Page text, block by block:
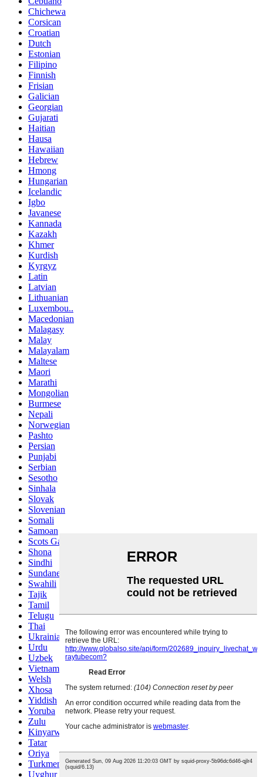
Chichewa
Corsican
Croatian
Dutch
Estonian
Filipino
Finnish
Frisian
Galician
Georgian
Gujarati
Haitian
Hausa
Hawaiian
Hebrew
Hmong
Hungarian
Icelandic
Igbo
Javanese
Kannada
Kazakh
Khmer
Kurdish
Kyrgyz
Latin
Latvian
Lithuanian
Luxembou..
Macedonian
Malagasy
Malay
Malayalam
Maltese
Maori
Marathi
Mongolian
Burmese
Nepali
Norwegian
Pashto
Persian
Punjabi
Serbian
Sesotho
Sinhala
Slovak
Slovenian
Somali
Samoan
Scots Gaelic
Shona
Sindhi
Sundanese
Swahili
Tajik
Tamil
Telugu
Thai
Ukrainian
Urdu
Uzbek
Vietnamese
Welsh
Xhosa
Yiddish
Yoruba
Zulu
Kinyarwanda
Tatar
Oriya
Turkmen
Uyghur